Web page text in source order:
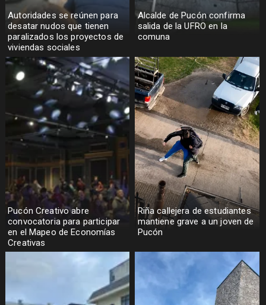
Autoridades se reúnen para
desatar nudos que tienen
paralizados los proyectos de
viviendas sociales
Alcalde de Pucón confirma
salida de la UFRO en la
comuna
Pucón Creativo abre
convocatoria para participar
en el Mapeo de Economías
Creativas
Riña callejera de estudiantes
mantiene grave a un joven de
Pucón